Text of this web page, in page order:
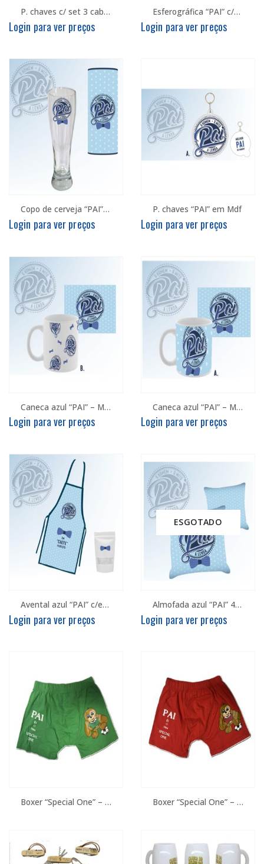
P. chaves c/ set 3 cabos USB “PAI”
Login para ver preços
Esferográfica “PAI” c/embalagem
Login para ver preços
Copo de cerveja “PAI” c/embalagem
Login para ver preços
P. chaves “PAI” em Mdf
Login para ver preços
Caneca azul “PAI” – Modelo B
Login para ver preços
Caneca azul “PAI” – Modelo A
Login para ver preços
Avental azul “PAI” c/embalagem
Login para ver preços
ESGOTADO
Almofada azul “PAI” 40x40cm
Login para ver preços
Boxer “Special One” – PAI SCP Boxer “Special One” – PAI SLB